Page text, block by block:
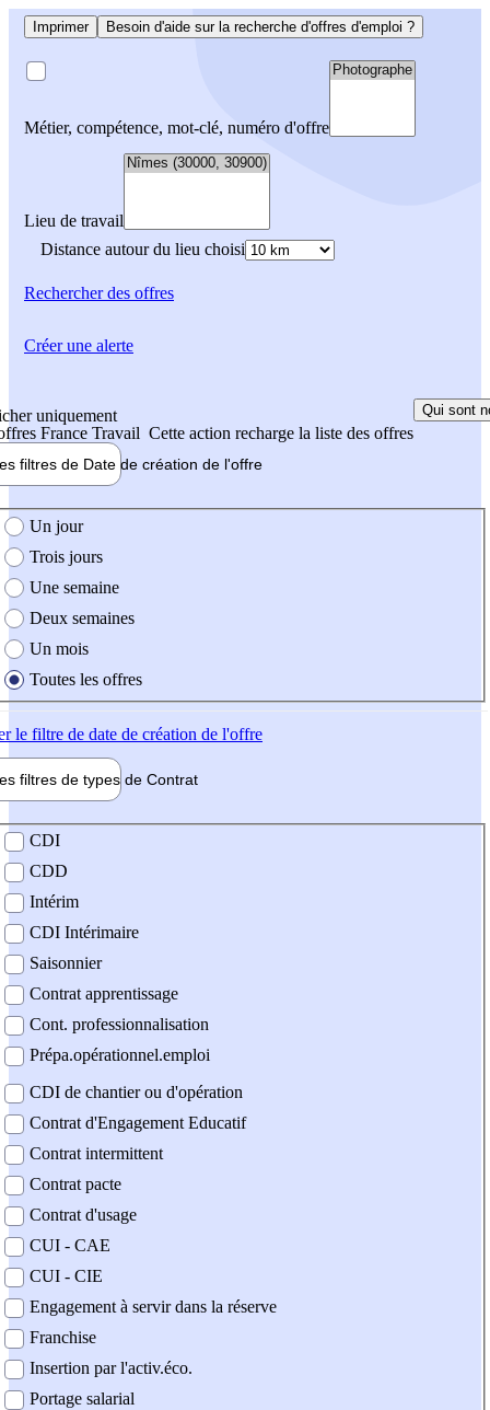
Imprimer Besoin d'aide sur la recherche d'offres d'emploi ?
Métier, compétence, mot-clé, numéro d'offre
Lieu de travail
Distance autour du lieu choisi
Rechercherdes offres
uniquement
France Travail Cette action recharge la liste des offres
Qui sont
filtres de Date de création de l'offre
création de l'offre
Un jour
Trois jours
Une semaine
Deux semaines
Un mois
Toutes les offres
le filtre de date de création de l'offre
filtres de types de Contrat
contrat
CDI
CDD
Intérim
CDI Intérimaire
Saisonnier
Contrat apprentissage
Cont. professionnalisation
Prépa.opérationnel.emploi
CDI de chantier ou d'opération
Contrat d'Engagement Educatif
Contrat intermittent
Contrat pacte
Contrat d'usage
CUI - CAE
CUI - CIE
Engagement à servir dans la réserve
Franchise
Insertion par l'activ.éco.
Portage salarial
Créer une alerte